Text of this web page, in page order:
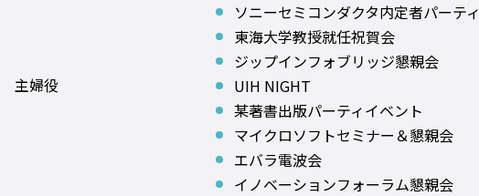
主婦役
ソニーセミコンダクタ内定者パーティ
東海大学教授就任祝賀会
ジップインフォブリッジ懇親会
UIH NIGHT
某著書出版パーティイベント
マイクロソフトセミナー＆懇親会
エバラ電波会
イノベーションフォーラム懇親会